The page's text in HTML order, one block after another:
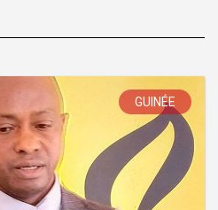
GUINÉE